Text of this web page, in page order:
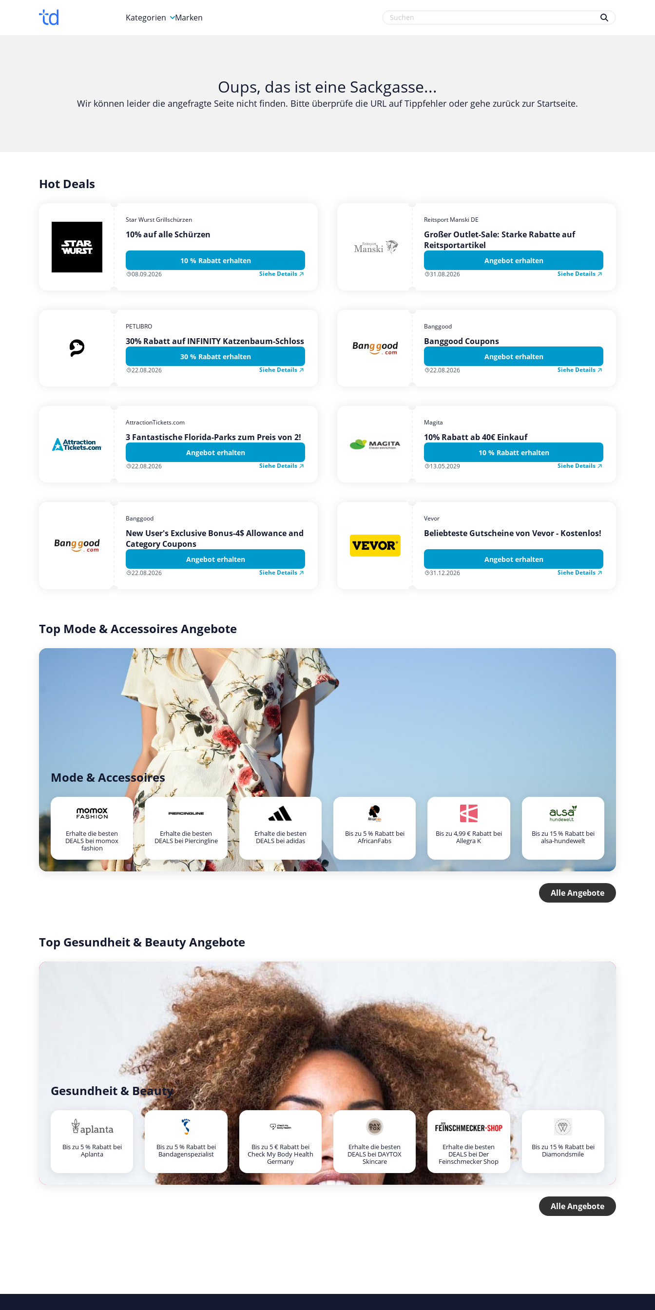
Kategorien
Computer & Elektronik
Gesundheit & Beauty
Mobilfunk & Internet
Marken
Oups, das ist eine Sackgasse...
Wir können leider die angefragte Seite nicht finden. Bitte überprüfe die URL auf Tippfehler oder gehe zurück zur Startseite.
Hot Deals
Star Wurst Grillschürzen
10% auf alle Schürzen
10 % Rabatt erhalten
08.09.2026 Siehe Details
Reitsport Manski DE
Großer Outlet-Sale: Starke Rabatte auf
Reitsportartikel
Angebot erhalten
31.08.2026 Siehe Details
PETLIBRO
30% Rabatt auf INFINITY Katzenbaum-Schloss
30 % Rabatt erhalten
22.08.2026 Siehe Details
Banggood
Banggood Coupons
Angebot erhalten
22.08.2026 Siehe Details
AttractionTickets.com
3 Fantastische Florida-Parks zum Preis von 2!
Angebot erhalten
22.08.2026 Siehe Details
Magita
10% Rabatt ab 40€ Einkauf
10 % Rabatt erhalten
13.05.2029 Siehe Details
Banggood
New User's Exclusive Bonus-4$ Allowance and
Category Coupons
Angebot erhalten
22.08.2026 Siehe Details
Vevor
Beliebteste Gutscheine von Vevor - Kostenlos!
Angebot erhalten
31.12.2026 Siehe Details
Top Mode & Accessoires Angebote
Mode & Accessoires
Erhalte die besten
DEALS bei momox
fashion
Erhalte die besten
DEALS bei Piercingline
Erhalte die besten
DEALS bei adidas
Bis zu 5 % Rabatt bei
AfricanFabs
Bis zu 4,99 € Rabatt bei
Allegra K
Bis zu 15 % Rabatt bei
alsa-hundewelt
Alle Angebote
Top Gesundheit & Beauty Angebote
Gesundheit & Beauty
Bis zu 5 % Rabatt bei
Aplanta
Bis zu 5 % Rabatt bei
Bandagenspezialist
Bis zu 5 € Rabatt bei
Check My Body Health
Germany
Erhalte die besten
DEALS bei DAYTOX
Skincare
Erhalte die besten
DEALS bei Der
Feinschmecker Shop
Bis zu 15 % Rabatt bei
Diamondsmile
Alle Angebote